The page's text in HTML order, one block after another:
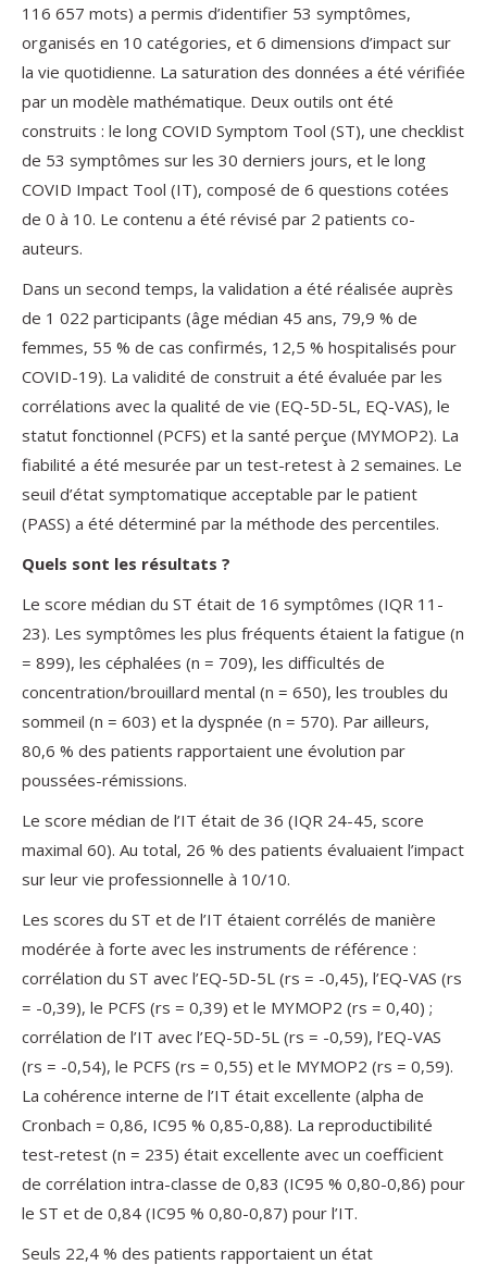
116 657 mots) a permis d’identifier 53 symptômes,
organisés en 10 catégories, et 6 dimensions d’impact sur
la vie quotidienne. La saturation des données a été vérifiée
par un modèle mathématique. Deux outils ont été
construits : le long COVID Symptom Tool (ST), une checklist
de 53 symptômes sur les 30 derniers jours, et le long
COVID Impact Tool (IT), composé de 6 questions cotées
de 0 à 10. Le contenu a été révisé par 2 patients co-
auteurs.
Dans un second temps, la validation a été réalisée auprès
de 1 022 participants (âge médian 45 ans, 79,9 % de
femmes, 55 % de cas confirmés, 12,5 % hospitalisés pour
COVID-19). La validité de construit a été évaluée par les
corrélations avec la qualité de vie (EQ-5D-5L, EQ-VAS), le
statut fonctionnel (PCFS) et la santé perçue (MYMOP2). La
fiabilité a été mesurée par un test-retest à 2 semaines. Le
seuil d’état symptomatique acceptable par le patient
(PASS) a été déterminé par la méthode des percentiles.
Quels sont les résultats ?
Le score médian du ST était de 16 symptômes (IQR 11-
23). Les symptômes les plus fréquents étaient la fatigue (n
= 899), les céphalées (n = 709), les difficultés de
concentration/brouillard mental (n = 650), les troubles du
sommeil (n = 603) et la dyspnée (n = 570). Par ailleurs,
80,6 % des patients rapportaient une évolution par
poussées-rémissions.
Le score médian de l’IT était de 36 (IQR 24-45, score
maximal 60). Au total, 26 % des patients évaluaient l’impact
sur leur vie professionnelle à 10/10.
Les scores du ST et de l’IT étaient corrélés de manière
modérée à forte avec les instruments de référence :
corrélation du ST avec l’EQ-5D-5L (rs = -0,45), l’EQ-VAS (rs
= -0,39), le PCFS (rs = 0,39) et le MYMOP2 (rs = 0,40) ;
corrélation de l’IT avec l’EQ-5D-5L (rs = -0,59), l’EQ-VAS
(rs = -0,54), le PCFS (rs = 0,55) et le MYMOP2 (rs = 0,59).
La cohérence interne de l’IT était excellente (alpha de
Cronbach = 0,86, IC95 % 0,85-0,88). La reproductibilité
test-retest (n = 235) était excellente avec un coefficient
de corrélation intra-classe de 0,83 (IC95 % 0,80-0,86) pour
le ST et de 0,84 (IC95 % 0,80-0,87) pour l’IT.
Seuls 22,4 % des patients rapportaient un état